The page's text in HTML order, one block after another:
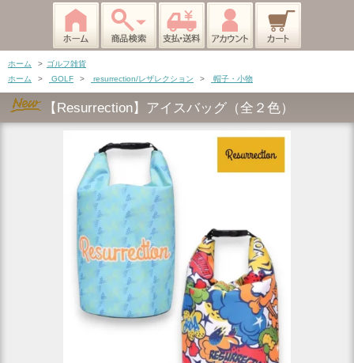
ホーム > ゴルフ雑貨
ホーム
> GOLF > resurrection/レザレクション > 帽子・小物
【Resurrection】アイスバッグ（全２色）